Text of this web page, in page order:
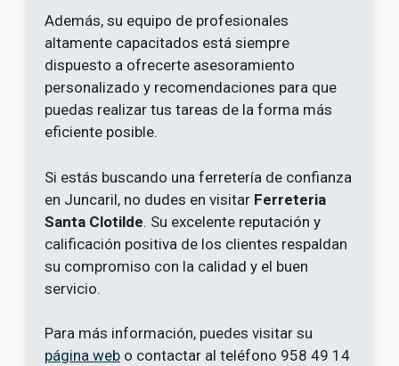
Además, su equipo de profesionales
altamente capacitados está siempre
dispuesto a ofrecerte asesoramiento
personalizado y recomendaciones para que
puedas realizar tus tareas de la forma más
eficiente posible.
Si estás buscando una ferretería de confianza
en Juncaril, no dudes en visitar Ferreteria
Santa Clotilde. Su excelente reputación y
calificación positiva de los clientes respaldan
su compromiso con la calidad y el buen
servicio.
Para más información, puedes visitar su
página web o contactar al teléfono 958 49 14